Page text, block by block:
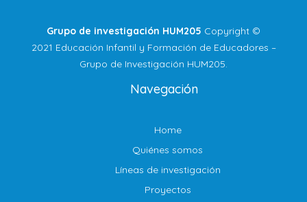
Grupo de investigación HUM205 Copyright ©
2021 Educación Infantil y Formación de Educadores –
Grupo de Investigación HUM205.
Navegación
Home
Quiénes somos
Líneas de investigación
Proyectos